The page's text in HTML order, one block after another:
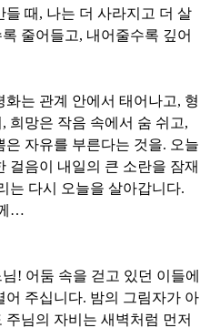
들 때 , 나는 더 사라지고 더 살
줄어들고, 내어줄수록 깊어
화는 관계 안에서 태어나고, 형
, 희망은 작음 속에서 숨 쉬고,
은 자유를 부른다는 것을. 오늘
걸음이 내일의 큰 소란을 잠재
는 다시 오늘을 살아갑니다.
…
! 어둠 속을 걷고 있던 이들에
어 주십니다. 밤의 그림자가 아
님의 자비는 새벽처럼 먼저